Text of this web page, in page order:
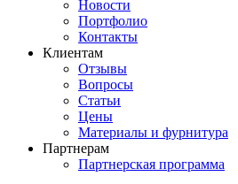
Новости
Портфолио
Контакты
Клиентам
Отзывы
Вопросы
Статьи
Цены
Материалы и фурнитура
Партнерам
Партнерская программа